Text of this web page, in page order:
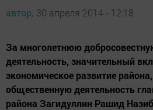
автор, 30 апреля 2014 - 12:18
За многолетнюю
деятельность, значительный
экономическое развитие
общественную деятельность
района Загидуллин Рашид